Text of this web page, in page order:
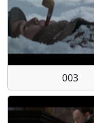
003